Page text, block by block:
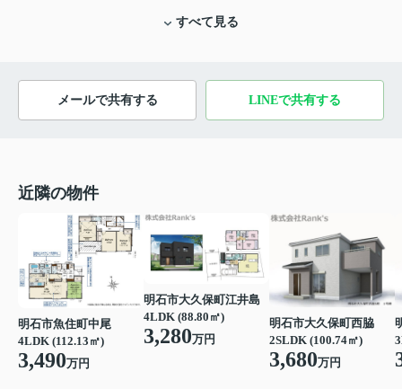
すべて見る
メールで共有する LINEで共有する
近隣の物件
明石市魚住町中尾
4LDK (112.13㎡)
3,490万円
明石市大久保町江井島
4LDK (88.80㎡)
3,280万円
明石市大久保町西脇
2SLDK (100.74㎡)
3,680万円